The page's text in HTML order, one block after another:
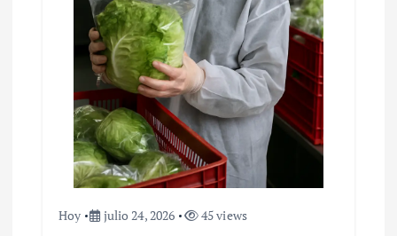
Hoy julio 24, 2026 45 views